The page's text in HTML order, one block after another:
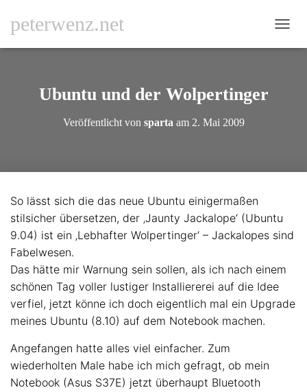
peterwenz.net
A
H
E
Ubuntu und der Wolpertinger
Veröffentlicht von sparta am 2. Mai 2009
So lässt sich die das neue Ubuntu einigermaßen
stilsicher übersetzen, der ‚Jaunty Jackalope‘ (Ubuntu
9.04) ist ein ‚Lebhafter Wolpertinger‘ – Jackalopes sind
Fabelwesen.
Das hätte mir Warnung sein sollen, als ich nach einem
schönen Tag voller lustiger Installiererei auf die Idee
verfiel, jetzt könne ich doch eigentlich mal ein Upgrade
meines Ubuntu (8.10) auf dem Notebook machen.
Angefangen hatte alles viel einfacher. Zum
wiederholten Male habe ich mich gefragt, ob mein
Notebook (Asus S37E) jetzt überhaupt Bluetooth